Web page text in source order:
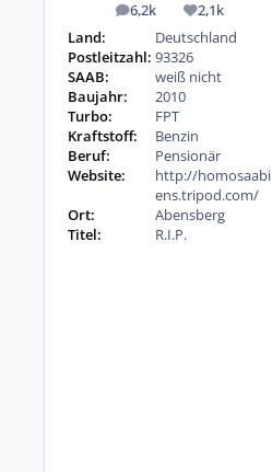
6,2k
Beiträge 2,1k
Reputation
Land:
Deutschland
Postleitzahl: 93326
SAAB:
weiß nicht
Baujahr:
2010
Turbo:
FPT
Kraftstoff:
Benzin
Beruf:
Pensionär
Website:
http://homosaabi
ens.tripod.com/
Ort:
Abensberg
Titel:
R.I.P.